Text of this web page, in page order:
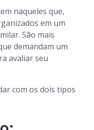
naqueles que,
em um
São mais
demandam um
avaliar seu
com os dois tipos